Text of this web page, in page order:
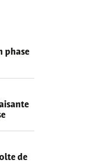
phase
de